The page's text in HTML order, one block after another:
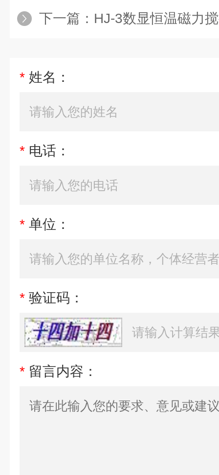
下一篇： HJ-3数显恒温磁力
* 姓名：
* 电话：
* 单位：
* 验证码：
* 留言内容：